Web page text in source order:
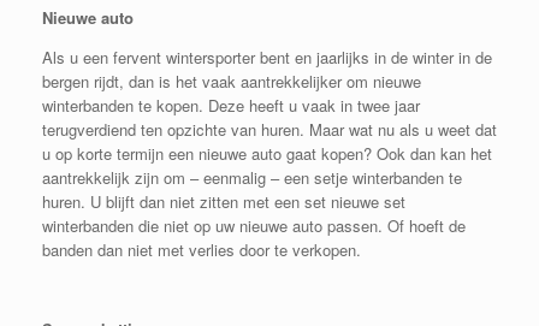
Nieuwe auto
Als u een fervent wintersporter bent en jaarlijks in de winter in de
bergen rijdt, dan is het vaak aantrekkelijker om nieuwe
winterbanden te kopen. Deze heeft u vaak in twee jaar
terugverdiend ten opzichte van huren. Maar wat nu als u weet dat
u op korte termijn een nieuwe auto gaat kopen? Ook dan kan het
aantrekkelijk zijn om – eenmalig – een setje winterbanden te
huren. U blijft dan niet zitten met een set nieuwe set
winterbanden die niet op uw nieuwe auto passen. Of hoeft de
banden dan niet met verlies door te verkopen.